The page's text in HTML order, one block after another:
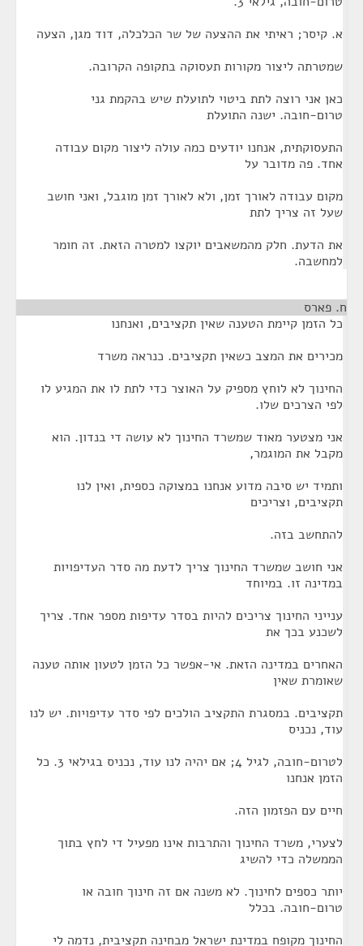
א. קיסר; ראיתי את ההצעה של שר הכלכלה, דוד מגן, הצעה
שמטרתה ליצור מקורות תעסוקה בתקופה הקרובה.
כאן אני רוצה לתת ביטוי לתועלת שיש בהקמת גני
טרום-חובה. ישנה התועלת
התעסוקתית, אנחנו יודעים כמה עולה ליצור מקום עבודה
אחד. פה מדובר על
מקום עבודה לאורך זמן, ולא לאורך זמן מוגבל, ואני חושב
שעל זה צריך לתת
את הדעת. חלק מהמשאבים יוקצו למטרה הזאת. זה חומר
למחשבה.
ח. פארס
כל הזמן קיימת הטענה שאין תקציבים, ואנחנו
מכירים את המצב כשאין תקציבים. כנראה משרד
החינוך לא לוחץ מספיק על האוצר כדי לתת לו את המגיע לו
לפי הצרכים שלו.
אני מצטער מאוד שמשרד החינוך לא עושה די בנדון. הוא
מקבל את המוגמר,
ותמיד יש סיבה מדוע אנחנו במצוקה כספית, ואין לנו
תקציבים, וצריכים
להתחשב בזה.
אני חושב שמשרד החינוך צריך לדעת מה סדר העדיפויות
במדינה זו. במיוחד
ענייני החינוך צריכים להיות בסדר עדיפות מספר אחד. צריך
לשכנע בכך את
האחרים במדינה הזאת. אי-אפשר כל הזמן לטעון אותה טענה
שאומרת שאין
תקציבים. במסגרת התקציב הולכים לפי סדר עדיפויות. יש לנו
עוד, נכניס
לטרום-חובה, לגיל 4; אם יהיה לנו עוד, נכניס בגילאי 3. כל
הזמן אנחנו
חיים עם הפזמון הזה.
לצערי, משרד החינוך והתרבות אינו מפעיל די לחץ בתוך
הממשלה כדי להשיג
יותר כספים לחינוך. לא משנה אם זה חינוך חובה או
טרום-חובה. בכלל
החינוך מקופח במדינת ישראל מבחינה תקציבית, נדמה לי